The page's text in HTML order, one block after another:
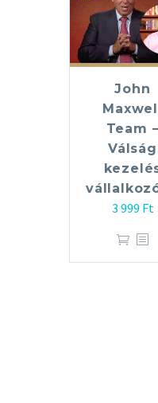
John
Team –
Válság
3 999 Ft